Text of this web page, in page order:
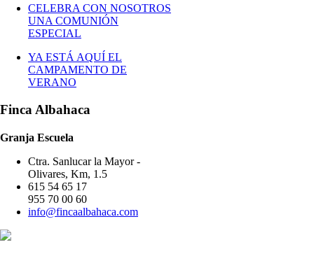
CELEBRA CON NOSOTROS
UNA COMUNIÓN
ESPECIAL
YA ESTÁ AQUÍ EL
CAMPAMENTO DE
VERANO
Finca Albahaca
Granja Escuela
Ctra. Sanlucar la Mayor -
Olivares, Km, 1.5
615 54 65 17
955 70 00 60
info@fincaalbahaca.com